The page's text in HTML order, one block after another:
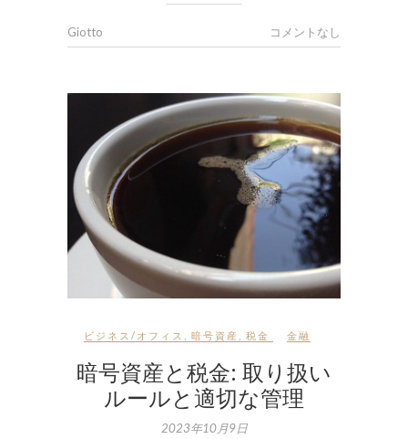
Giotto コメントなし
ビジネス/オフィス 暗号資産 税金 金融
暗号資産と税金: 取り扱い
ルールと適切な管理
2023年10月9日